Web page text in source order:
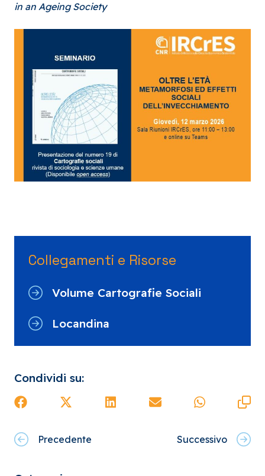
in an Ageing Society
Collegamenti e Risorse
Volume Cartografie Sociali
Locandina
Condividi su:
Precedente Successivo